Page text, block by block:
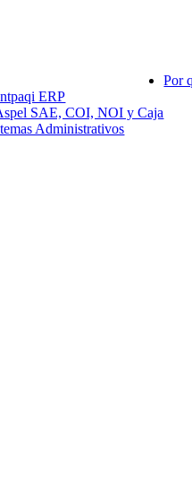
ERP
SAE, COI, NOI y Caja
Administrativos
Por